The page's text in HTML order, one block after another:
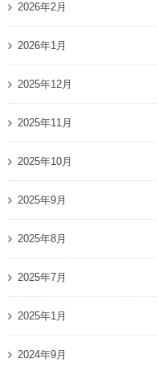
2026年2月
2026年1月
2025年12月
2025年11月
2025年10月
2025年9月
2025年8月
2025年7月
2025年1月
2024年9月